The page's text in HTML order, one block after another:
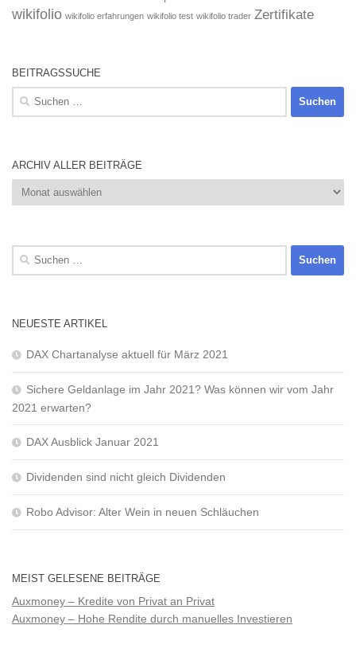
wikifolio wikifolio erfahrungen wikifolio test wikifolio trader Zertifikate
BEITRAGSSUCHE
Suchen
ARCHIV ALLER BEITRÄGE
Archiv
aller
Suchen
NEUESTE ARTIKEL
DAX Chartanalyse aktuell für März 2021
Sichere Geldanlage im Jahr 2021? Was können wir vom Jahr
2021 erwarten?
DAX Ausblick Januar 2021
Dividenden sind nicht gleich Dividenden
Robo Advisor: Alter Wein in neuen Schläuchen
MEIST GELESENE BEITRÄGE
Auxmoney – Kredite von Privat an Privat
Auxmoney – Hohe Rendite durch manuelles Investieren